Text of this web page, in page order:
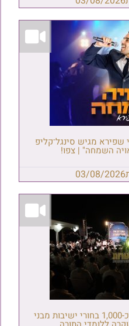
שפירא מגיש סינגל־קליפ
השמחה" | צפו!
03/08/2026
אטרקציות, פינוקים והופעה: כ-1,000 בחורי ישיבות מבני